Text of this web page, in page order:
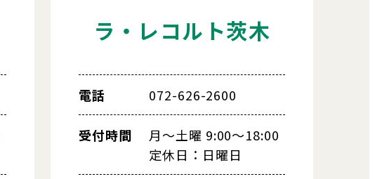
ラ・レコルト茨木
電話 072-626-2600
受付時間
月～土曜 9:00～18:00
定休日：日曜日